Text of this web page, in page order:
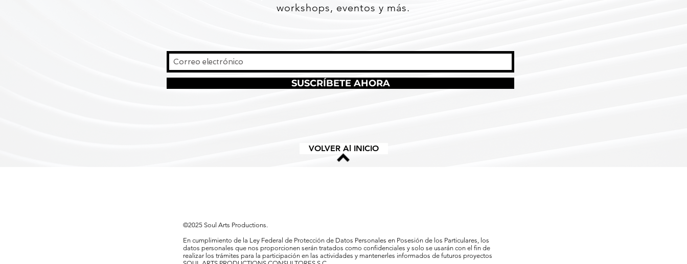
workshops, eventos y más.
SUSCRÍBETE AHORA
VOLVER Al INICIO
©2025 Soul Arts Productions.
En cumplimiento de la Ley Federal de Protección de Datos Personales en Posesión de los Particulares, los
datos personales que nos proporcionen serán tratados como confidenciales y solo se usarán con el fin de
realizar los trámites para la participación en las actividades y mantenerles informados de futuros proyectos